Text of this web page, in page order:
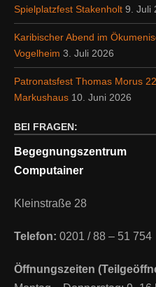
Spielplatzfest Stakenholt 9. Juli
Karibischer Abend im
Vogelheim 3. Juli 2026
Patronatsfest Thomas Morus
Markushaus 10. Juni 2026
BEI FRAGEN:
Begegnungszentrum
Computainer
Kleinstraße 28
Telefon: 0201 / 88 – 51 754
Öffnungszeiten